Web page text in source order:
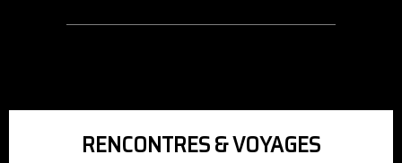
RENCONTRES & VOYAGES